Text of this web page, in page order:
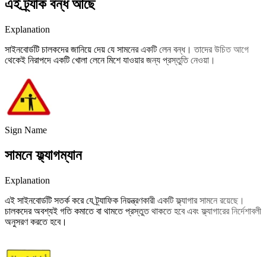
এই ট্র্যাক বন্ধ আছে
Explanation
সাইনবোর্ডটি চালকদের জানিয়ে দেয় যে সামনের একটি লেন বন্ধ। তাদের উচিত আগে
থেকেই নিরাপদে একটি খোলা লেনে মিশে যাওয়ার জন্য প্রস্তুতি নেওয়া।
Sign Name
সামনে ফ্ল্যাগম্যান
Explanation
এই সাইনবোর্ডটি সতর্ক করে যে ট্র্যাফিক নিয়ন্ত্রণকারী একটি ফ্ল্যাগার সামনে রয়েছে।
চালকদের অবশ্যই গতি কমাতে বা থামতে প্রস্তুত থাকতে হবে এবং ফ্ল্যাগারের নির্দেশাবলী
অনুসরণ করতে হবে।